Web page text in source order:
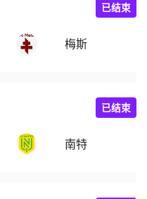
梅斯
已结束
南特
已结束